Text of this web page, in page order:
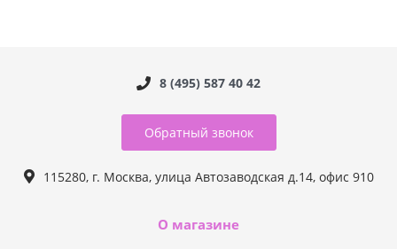
8 (495) 587 40 42
Обратный звонок
115280, г. Москва, улица Автозаводская д.14, офис 910
О магазине